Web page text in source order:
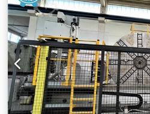
piezas compatibles 4
mm Ancho 0 mm Altura 0 mm
Peso 0 kg Nota: La información
recopilado según nuestro leal
que ha sido posible, se ha
la información se proporciona
garantizar su exactitud. Por lo
declaración ni una cláusula
que revise todos los detalles